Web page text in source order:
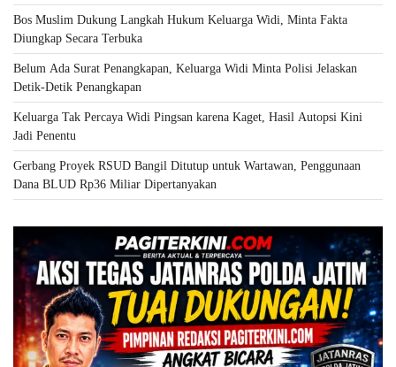
Bos Muslim Dukung Langkah Hukum Keluarga Widi, Minta Fakta
Diungkap Secara Terbuka
Belum Ada Surat Penangkapan, Keluarga Widi Minta Polisi Jelaskan
Detik-Detik Penangkapan
Keluarga Tak Percaya Widi Pingsan karena Kaget, Hasil Autopsi Kini
Jadi Penentu
Gerbang Proyek RSUD Bangil Ditutup untuk Wartawan, Penggunaan
Dana BLUD Rp36 Miliar Dipertanyakan